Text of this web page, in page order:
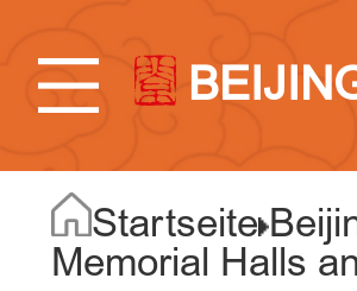
Startseite
Memorial Halls